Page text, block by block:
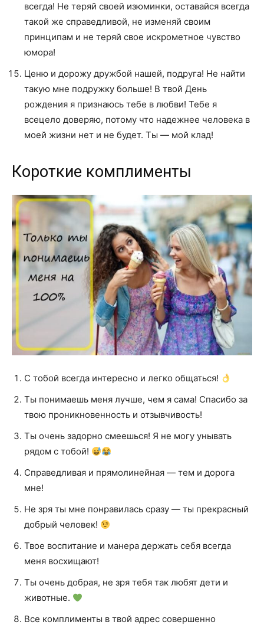
всегда! Не теряй своей изюминки, оставайся всегда
такой же справедливой, не изменяй своим
принципам и не теряй свое искрометное чувство
юмора!
Ценю и дорожу дружбой нашей, подруга! Не найти
такую мне подружку больше! В твой День
рождения я признаюсь тебе в любви! Тебе я
всецело доверяю, потому что надежнее человека в
моей жизни нет и не будет. Ты — мой клад!
Короткие комплименты
С тобой всегда интересно и легко общаться!
Ты понимаешь меня лучше, чем я сама! Спасибо за
твою проникновенность и отзывчивость!
Ты очень задорно смеешься! Я не могу унывать
рядом с тобой!
Справедливая и прямолинейная — тем и дорога
мне!
Не зря ты мне понравилась сразу — ты прекрасный
добрый человек!
Твое воспитание и манера держать себя всегда
меня восхищают!
Ты очень добрая, не зря тебя так любят дети и
животные.
Все комплименты в твой адрес совершенно